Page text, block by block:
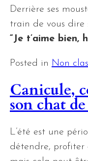
Derrière ses
train de vous dire
“Je t’aime bien,
Posted in Non
Canicule,
son chat
L’été est une
détendre, profiter